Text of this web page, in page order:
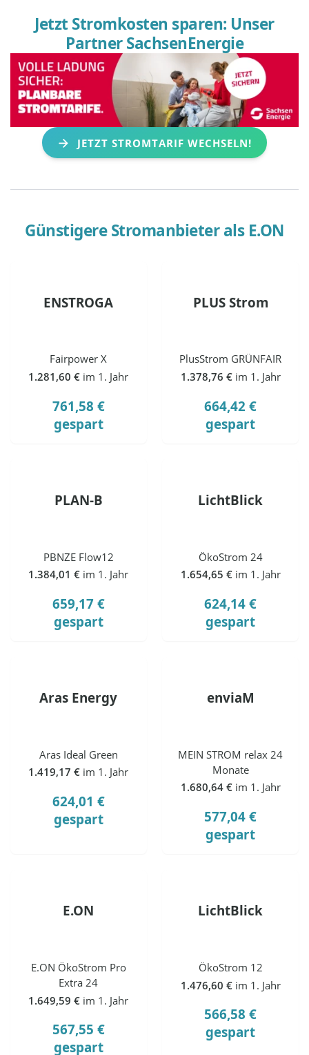
Jetzt Stromkosten sparen: Unser
Partner SachsenEnergie
JETZT STROMTARIF WECHSELN!
Günstigere Stromanbieter als E.ON
ENSTROGA
Fairpower X
1.281,60 € im 1. Jahr
761,58 €
gespart
PLUS Strom
PlusStrom GRÜNFAIR
1.378,76 € im 1. Jahr
664,42 €
gespart
PLAN-B
PBNZE Flow12
1.384,01 € im 1. Jahr
659,17 €
gespart
LichtBlick
ÖkoStrom 24
1.654,65 € im 1. Jahr
624,14 €
gespart
Aras Energy
Aras Ideal Green
1.419,17 € im 1. Jahr
624,01 €
gespart
enviaM
MEIN STROM relax 24
Monate
1.680,64 € im 1. Jahr
577,04 €
gespart
E.ON
E.ON ÖkoStrom Pro
Extra 24
1.649,59 € im 1. Jahr
567,55 €
gespart
LichtBlick
ÖkoStrom 12
1.476,60 € im 1. Jahr
566,58 €
gespart